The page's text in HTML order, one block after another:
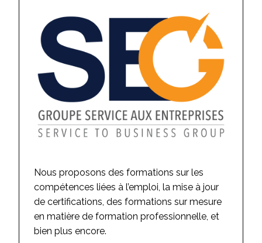
Nous proposons des formations sur les
compétences liées à l’emploi, la mise à jour
de certifications, des formations sur mesure
en matière de formation professionnelle, et
bien plus encore.